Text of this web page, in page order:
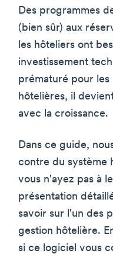
Des programmes
(bien sûr) aux
les hôteliers ont
investissement
prématuré pour
hôtelières, il
avec la croissance.
Dans ce guide,
contre du système
vous n'ayez pas à
présentation
savoir sur l'un des
gestion hôtelière.
si ce logiciel vous